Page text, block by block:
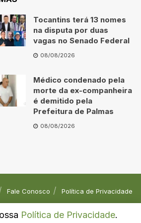
Tocantins terá 13 nomes
na disputa por duas
vagas no Senado Federal
08/08/2026
Médico condenado pela
morte da ex-companheira
é demitido pela
Prefeitura de Palmas
08/08/2026
Fale Conosco Política de Privacidade
Política de Privacidade.